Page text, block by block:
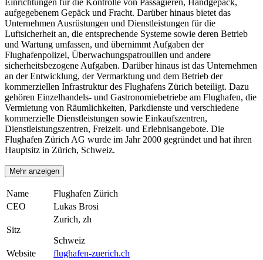
aufgegebenem Gepäck und Fracht. Darüber hinaus bietet das
Unternehmen Ausrüstungen und Dienstleistungen für die
Luftsicherheit an, die entsprechende Systeme sowie deren Betrieb
und Wartung umfassen, und übernimmt Aufgaben der
Flughafenpolizei, Überwachungspatrouillen und andere
sicherheitsbezogene Aufgaben. Darüber hinaus ist das Unternehmen
an der Entwicklung, der Vermarktung und dem Betrieb der
kommerziellen Infrastruktur des Flughafens Zürich beteiligt. Dazu
gehören Einzelhandels- und Gastronomiebetriebe am Flughafen, die
Vermietung von Räumlichkeiten, Parkdienste und verschiedene
kommerzielle Dienstleistungen sowie Einkaufszentren,
Dienstleistungszentren, Freizeit- und Erlebnisangebote. Die
Flughafen Zürich AG wurde im Jahr 2000 gegründet und hat ihren
Hauptsitz in Zürich, Schweiz.
Mehr anzeigen
Name
Flughafen Zürich
CEO
Lukas Brosi
Sitz
Zurich, zh
Schweiz
Website
flughafen-zuerich.ch